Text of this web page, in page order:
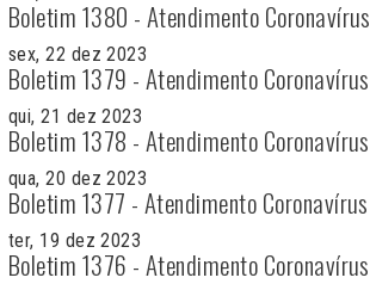
Boletim 1380 - Atendimento Coronavírus
sex, 22 dez 2023
Boletim 1379 - Atendimento Coronavírus
qui, 21 dez 2023
Boletim 1378 - Atendimento Coronavírus
qua, 20 dez 2023
Boletim 1377 - Atendimento Coronavírus
ter, 19 dez 2023
Boletim 1376 - Atendimento Coronavírus